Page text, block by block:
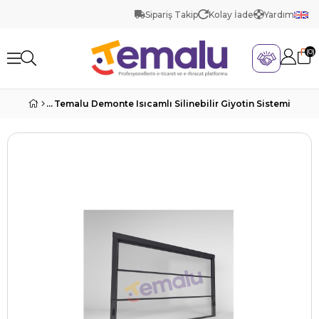
Sipariş Takip Kolay İade Yardım
0
Temalu Demonte Isıcamlı Silinebilir Giyotin Sistemi